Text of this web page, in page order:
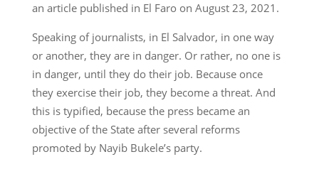
an article published in El Faro on August 23, 2021.
Speaking of journalists, in El Salvador, in one way
or another, they are in danger. Or rather, no one is
in danger, until they do their job. Because once
they exercise their job, they become a threat. And
this is typified, because the press became an
objective of the State after several reforms
promoted by Nayib Bukele’s party.